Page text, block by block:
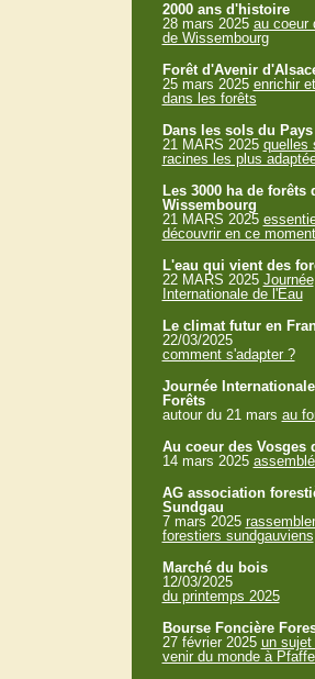
2000 ans d'histoire
28 mars 2025 au coeur
de Wissembourg
Forêt d'Avenir
25 mars 2025 enrichir
dans les forêts
Dans les sols du
21 MARS 2025 quelles
racines les plus
Les 3000 ha de forêts
Wissembourg
21 MARS 2025
découvrir en ce moment
L'eau qui vient des
22 MARS 2025 Journée
Internationale de l'Eau
Le climat futur en
22/03/2025
comment s'adapter ?
Journée
Forêts
autour du 21 mars au
Au coeur des Vosges
14 mars 2025
AG association
Sundgau
7 mars 2025
forestiers sundgauviens
Marché du bois
12/03/2025
du printemps 2025
Bourse Foncière
27 février 2025 un
venir du monde à